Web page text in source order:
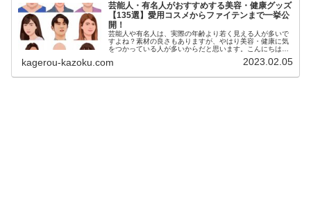
芸能人・有名人がおすすめする美容・健康グッズ
【135選】愛用コスメからファイテンまで一挙公
開！
芸能人や有名人は、実際の年齢より若く見える人が多いで
すよね？素材の良さもありますが、やはり美容・健康に気
をつかっている人が多いからだと思います。こんにちは！
いるのでしょうか？今回は、芸能人...
kagerou-kazoku.com 2023.02.05